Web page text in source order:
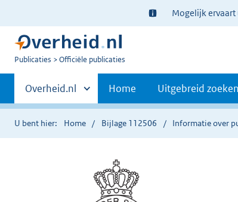
Ter
informatie:
Mogelijk ervaart
U
Publicaties Officiële publicaties
Primaire
navigatie
Andere
sites
binnen
Overheid.nl Home Uitgebreid zoeken
U bent hier: Home Bijlage 112506 Informatie over